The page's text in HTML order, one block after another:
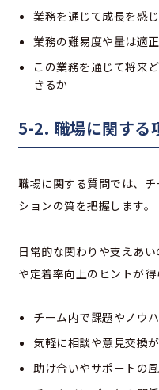
業務を通じて成長を感
業務の難易度や量は適
この業務を通じて将来
きるか
5-2. 職場に関する
職場に関する質問では、
ションの質を把握します。
日常的な関わりや支えあ
や定着率向上のヒントが得
チーム内で課題やノウ
気軽に相談や意見交換
助け合いやサポートの